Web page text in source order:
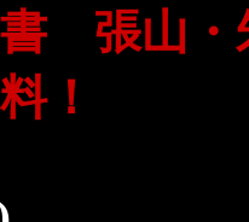
張山・
！